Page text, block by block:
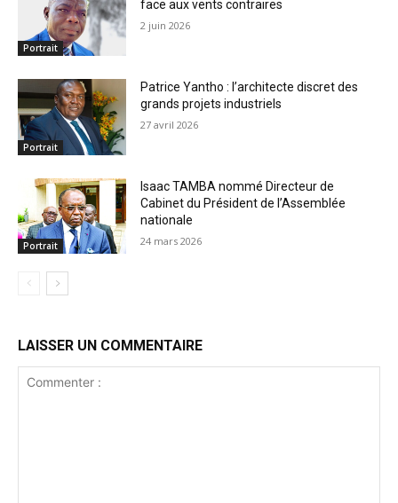
Portrait
face aux vents contraires
2 juin 2026
Portrait
Patrice Yantho : l’architecte discret des
grands projets industriels
27 avril 2026
Portrait
Isaac TAMBA nommé Directeur de
Cabinet du Président de l’Assemblée
nationale
24 mars 2026
LAISSER UN COMMENTAIRE